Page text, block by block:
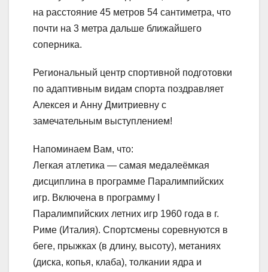
на расстояние 45 метров 54 сантиметра, что
почти на 3 метра дальше ближайшего
соперника.
Региональный центр спортивной подготовки
по адаптивным видам спорта поздравляет
Алексея и Анну Дмитриевну с
замечательным выступлением!
Напоминаем Вам, что:
Легкая атлетика — самая медалеёмкая
дисциплина в программе Паралимпийских
игр. Включена в программу I
Паралимпийских летних игр 1960 года в г.
Риме (Италия). Спортсмены соревнуются в
беге, прыжках (в длину, высоту), метаниях
(диска, копья, клаба), толкании ядра и